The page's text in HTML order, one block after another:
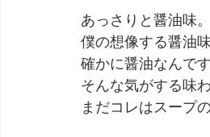
あっさりと醤油味。
僕の想像する醤油
確かに醤油なんで
そんな気がする味わ
まだコレはスープ